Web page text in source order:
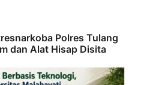
Polres Tulang
dan Alat Hisap Disita